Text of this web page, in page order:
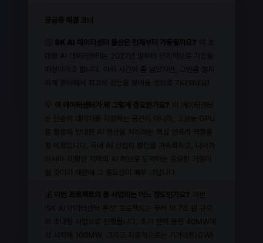
궁금증 해결 코너
🤔 SK AI 데이터센터 울산은 언제부터 가동될까요? 이 초
대형 AI 데이터센터는 2027년 말부터 단계적으로 가동될
예정이라고 합니다. 아직 시간이 좀 남았지만, 그만큼 철저
하게 준비해서 최고의 성능을 보여줄 것으로 기대되네요!
💡 이 데이터센터가 왜 그렇게 중요한가요? 이 데이터센터
는 단순히 데이터를 저장하는 공간이 아니라, 고성능 GPU
를 활용해 방대한 AI 연산을 처리하는 핵심 인프라 역할을
할 예정입니다. 국내 AI 산업의 발전을 가속화하고, 나아가
아시아-태평양 지역의 AI 허브로 도약하는 중요한 거점이
될 것이기 때문에 그 중요성이 매우 크답니다.
💰 이번 프로젝트의 총 사업비는 어느 정도인가요? 이번
'SK AI 데이터센터 울산' 프로젝트는 무려 약 7조 원 규모
의 초대형 사업으로 진행됩니다. 초기 전력 용량 40MW에
서 시작해 100MW, 그리고 최종적으로는 기가와트(GW)